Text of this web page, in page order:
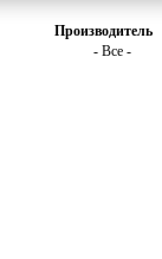
Производитель
- Все -